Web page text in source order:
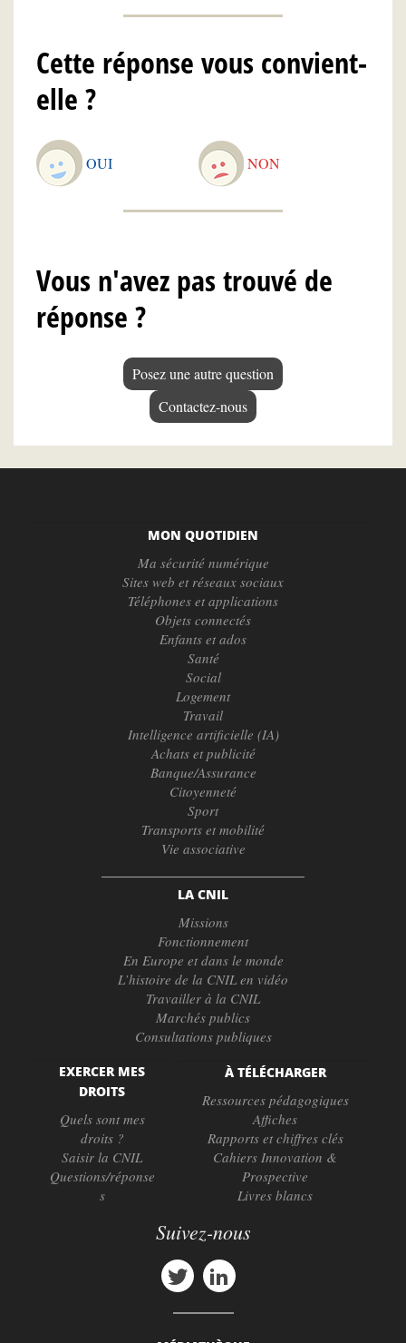
Cette réponse vous convient-
elle ?
OUI NON
Vous n'avez pas trouvé de
réponse ?
Posez une autre question
Contactez-nous
MON QUOTIDIEN
Ma sécurité numérique
Sites web et réseaux sociaux
Téléphones et applications
Objets connectés
Enfants et ados
Santé
Social
Logement
Travail
Intelligence artificielle (IA)
Achats et publicité
Banque/Assurance
Citoyenneté
Sport
Transports et mobilité
Vie associative
LA CNIL
Missions
Fonctionnement
En Europe et dans le monde
L’histoire de la CNIL en vidéo
Travailler à la CNIL
Marchés publics
Consultations publiques
EXERCER MES
DROITS
Quels sont mes
droits ?
Saisir la CNIL
Questions/réponse
s
À TÉLÉCHARGER
Ressources pédagogiques
Affiches
Rapports et chiffres clés
Cahiers Innovation &
Prospective
Livres blancs
Suivez-nous